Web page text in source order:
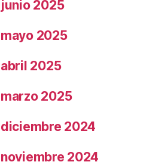
junio 2025
mayo 2025
abril 2025
marzo 2025
diciembre 2024
noviembre 2024